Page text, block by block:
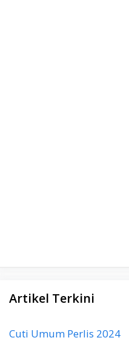
Artikel Terkini
Cuti Umum Perlis 2024